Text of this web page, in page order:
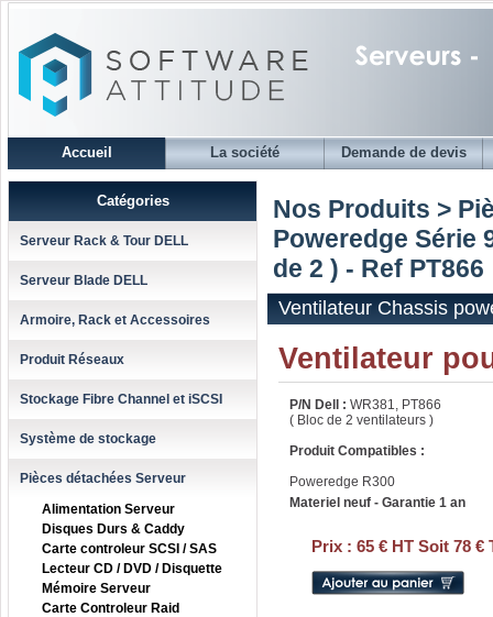
Accueil La société Demande de devis
Catégories
Serveur Rack & Tour DELL
Serveur Blade DELL
Armoire, Rack et Accessoires
Produit Réseaux
Stockage Fibre Channel et iSCSI
Système de stockage
Pièces détachées Serveur
Alimentation Serveur
Disques Durs & Caddy
Carte controleur SCSI / SAS
Lecteur CD / DVD / Disquette
Mémoire Serveur
Carte Controleur Raid
Nos Produits >
Poweredge Série
de 2 ) - Ref PT866
Ventilateur Chassis
Ventilateur
P/N Dell : WR381, PT866
( Bloc de 2 ventilateurs )
Produit Compatibles :
Poweredge R300
Materiel neuf - Garantie 1 an
Prix : 65 € HT Soit 78 €